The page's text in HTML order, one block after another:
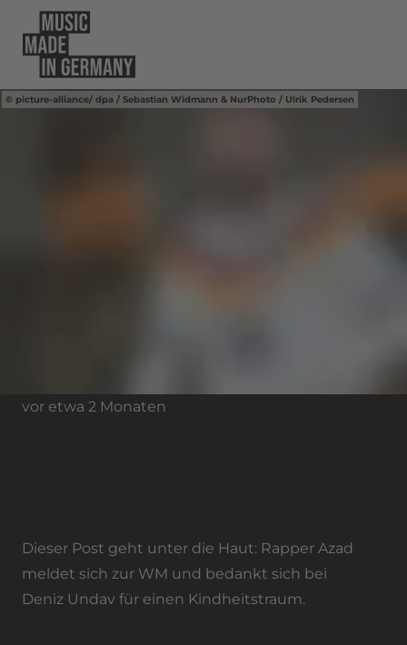
picture-alliance/ dpa / Sebastian Widmann & NurPhoto / Ulrik Pedersen
vor etwa 2 Monaten
Dieser Post geht unter die Haut: Rapper Azad
meldet sich zur WM und bedankt sich bei
Deniz Undav für einen Kindheitstraum.